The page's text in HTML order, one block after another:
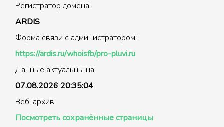
Регистратор домена:
ARDIS
Форма связи с администратором:
https://ardis.ru/whoisfb/pro-pluvi.ru
Данные актуальны на:
07.08.2026 20:35:04
Веб-архив:
Посмотреть сохранённые страницы